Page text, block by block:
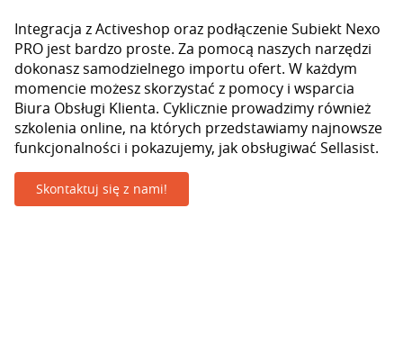
Integracja z Activeshop oraz podłączenie Subiekt Nexo
PRO jest bardzo proste. Za pomocą naszych narzędzi
dokonasz samodzielnego importu ofert. W każdym
momencie możesz skorzystać z pomocy i wsparcia
Biura Obsługi Klienta. Cyklicznie prowadzimy również
szkolenia online, na których przedstawiamy najnowsze
funkcjonalności i pokazujemy, jak obsługiwać Sellasist.
Skontaktuj się z nami!